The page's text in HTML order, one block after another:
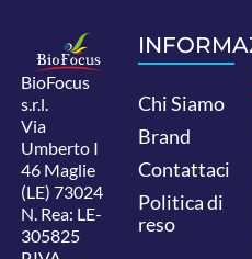
BioFocus
s.r.l.
Via
Umberto I
46 Maglie
(LE) 73024
N. Rea: LE-
305825
Chi Siamo
Brand
Contattaci
Politica di
reso